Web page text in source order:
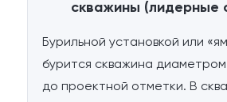
скважины (лидерные
Бурильной установкой или
бурится скважина
до проектной отметки. В